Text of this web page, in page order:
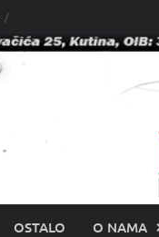
OSTALO O NAMA